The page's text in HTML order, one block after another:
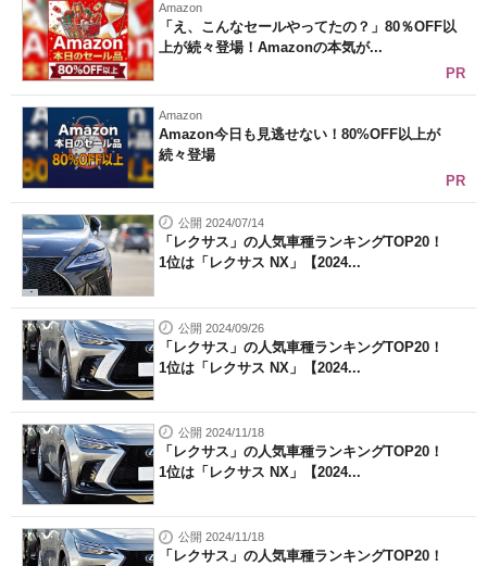
Amazon
「え、こんなセールやってたの？」80％OFF以
上が続々登場！Amazonの本気が...
PR
Amazon
Amazon今日も見逃せない！80%OFF以上が
続々登場
PR
公開 2024/07/14
「レクサス」の人気車種ランキングTOP20！
1位は「レクサス NX」【2024...
公開 2024/09/26
「レクサス」の人気車種ランキングTOP20！
1位は「レクサス NX」【2024...
公開 2024/11/18
「レクサス」の人気車種ランキングTOP20！
1位は「レクサス NX」【2024...
公開 2024/11/18
「レクサス」の人気車種ランキングTOP20！